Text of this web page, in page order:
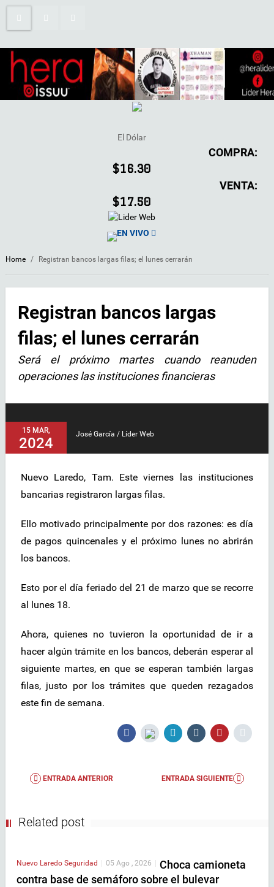
El Dólar
COMPRA:
$16.30
VENTA:
$17.50
EN VIVO
Home / Registran bancos largas filas; el lunes cerrarán
Registran bancos largas
filas; el lunes cerrarán
Será el próximo martes cuando reanuden
operaciones las instituciones financieras
15 MAR,
2024
José García / Líder Web
Nuevo Laredo, Tam. Este viernes las instituciones
bancarias registraron largas filas.
Ello motivado principalmente por dos razones: es día
de pagos quincenales y el próximo lunes no abrirán
los bancos.
Esto por el día feriado del 21 de marzo que se recorre
al lunes 18.
Ahora, quienes no tuvieron la oportunidad de ir a
hacer algún trámite en los bancos, deberán esperar al
siguiente martes, en que se esperan también largas
filas, justo por los trámites que queden rezagados
este fin de semana.
ENTRADA ANTERIOR ENTRADA SIGUIENTE
Related post
Nuevo Laredo Seguridad 05 Ago , 2026
Choca camioneta
contra base de semáforo sobre el bulevar